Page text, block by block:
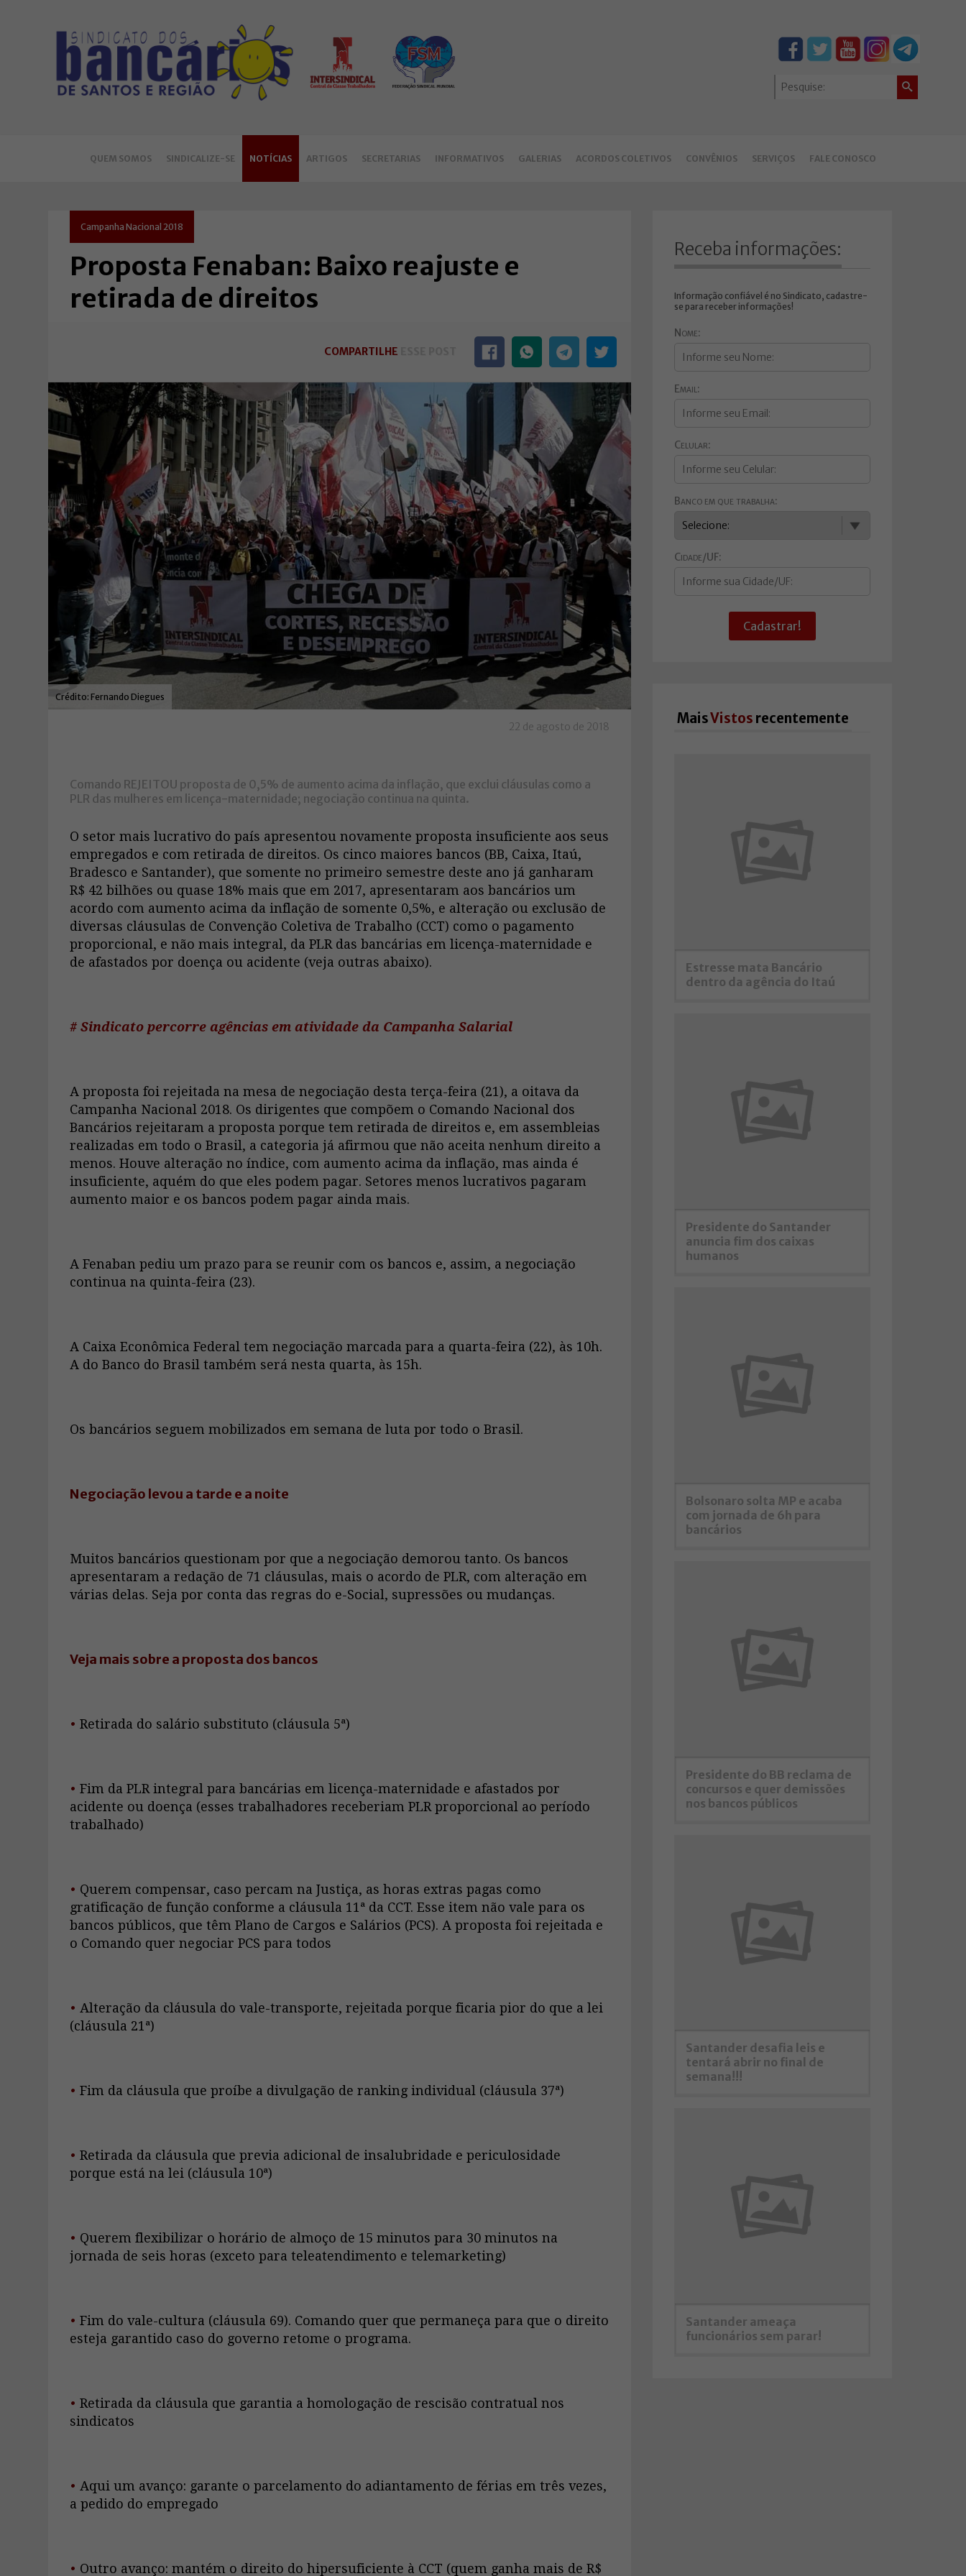
QUEM SOMOS SINDICALIZE-SE NOTÍCIAS ARTIGOS SECRETARIAS INFORMATIVOS GALERIAS ACORDOS COLETIVOS CONVÊNIOS SERVIÇOS FALE CONOSCO
Campanha Nacional 2018
Proposta Fenaban: Baixo reajuste e
retirada de direitos
COMPARTILHE
Fernando Diegues
22 de agosto de 2018
Comando REJEITOU proposta de 0,5% de aumento acima da inflação, que exclui cláusulas como a
PLR das mulheres em licença-maternidade; negociação continua na quinta.
O setor mais lucrativo do país apresentou novamente proposta insuficiente aos seus
empregados e com retirada de direitos. Os cinco maiores bancos (BB, Caixa, Itaú,
Bradesco e Santander), que somente no primeiro semestre deste ano já ganharam
R$ 42 bilhões ou quase 18% mais que em 2017, apresentaram aos bancários um
acordo com aumento acima da inflação de somente 0,5%, e alteração ou exclusão de
diversas cláusulas de Convenção Coletiva de Trabalho (CCT) como o pagamento
proporcional, e não mais integral, da PLR das bancárias em licença-maternidade e
de afastados por doença ou acidente (veja outras abaixo).
# Sindicato percorre agências em atividade da Campanha Salarial
A proposta foi rejeitada na mesa de negociação desta terça-feira (21), a oitava da
Campanha Nacional 2018. Os dirigentes que compõem o Comando Nacional dos
Bancários rejeitaram a proposta porque tem retirada de direitos e, em assembleias
realizadas em todo o Brasil, a categoria já afirmou que não aceita nenhum direito a
menos. Houve alteração no índice, com aumento acima da inflação, mas ainda é
insuficiente, aquém do que eles podem pagar. Setores menos lucrativos pagaram
aumento maior e os bancos podem pagar ainda mais.
A Fenaban pediu um prazo para se reunir com os bancos e, assim, a negociação
continua na quinta-feira (23).
A Caixa Econômica Federal tem negociação marcada para a quarta-feira (22), às 10h.
A do Banco do Brasil também será nesta quarta, às 15h.
Os bancários seguem mobilizados em semana de luta por todo o Brasil.
Negociação levou a tarde e a noite
Muitos bancários questionam por que a negociação demorou tanto. Os bancos
apresentaram a redação de 71 cláusulas, mais o acordo de PLR, com alteração em
várias delas. Seja por conta das regras do e-Social, supressões ou mudanças.
Veja mais sobre a proposta dos bancos
• Retirada do salário substituto (cláusula 5ª)
• Fim da PLR integral para bancárias em licença-maternidade e afastados por
acidente ou doença (esses trabalhadores receberiam PLR proporcional ao período
trabalhado)
• Querem compensar, caso percam na Justiça, as horas extras pagas como
gratificação de função conforme a cláusula 11ª da CCT. Esse item não vale para os
bancos públicos, que têm Plano de Cargos e Salários (PCS). A proposta foi rejeitada e
o Comando quer negociar PCS para todos
• Alteração da cláusula do vale-transporte, rejeitada porque ficaria pior do que a lei
(cláusula 21ª)
• Fim da cláusula que proíbe a divulgação de ranking individual (cláusula 37ª)
• Retirada da cláusula que previa adicional de insalubridade e periculosidade
porque está na lei (cláusula 10ª)
• Querem flexibilizar o horário de almoço de 15 minutos para 30 minutos na
jornada de seis horas (exceto para teleatendimento e telemarketing)
• Fim do vale-cultura (cláusula 69). Comando quer que permaneça para que o direito
esteja garantido caso do governo retome o programa.
• Retirada da cláusula que garantia a homologação de rescisão contratual nos
sindicatos
• Aqui um avanço: garante o parcelamento do adiantamento de férias em três vezes,
a pedido do empregado
• Outro avanço: mantém o direito do hipersuficiente à CCT (quem ganha mais de R$
Receba informações:
Informação confiável é no Sindicato, cadastre-
se para receber informações!
Nome:
Email:
Celular:
Banco em que trabalha:
Cidade/UF:
Cadastrar!
MaisVistos recentemente
Estresse mata Bancário
dentro da agência do Itaú
Presidente do Santander
anuncia fim dos caixas
humanos
Bolsonaro solta MP e acaba
com jornada de 6h para
bancários
Presidente do BB reclama de
concursos e quer demissões
nos bancos públicos
Santander desafia leis e
tentará abrir no final de
semana!!!
Santander ameaça
funcionários sem parar!